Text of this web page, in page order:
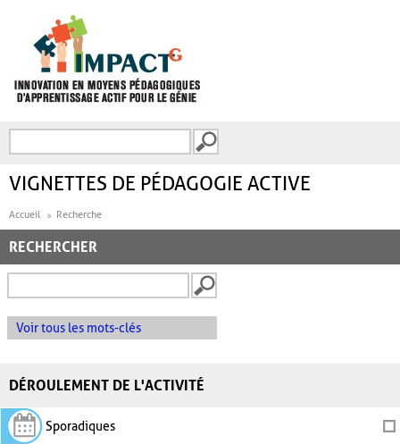
FORMULAIRE DE
VIGNETTES DE PÉDAGOGIE ACTIVE
Accueil Recherche
RECHERCHER
Voir tous les mots-clés
DÉROULEMENT DE L'ACTIVITÉ
Sporadiques